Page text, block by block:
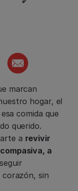
marcan
hogar, el
comida que
querido.
a revivir
a
sin